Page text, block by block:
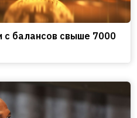
с балансов свыше 7000